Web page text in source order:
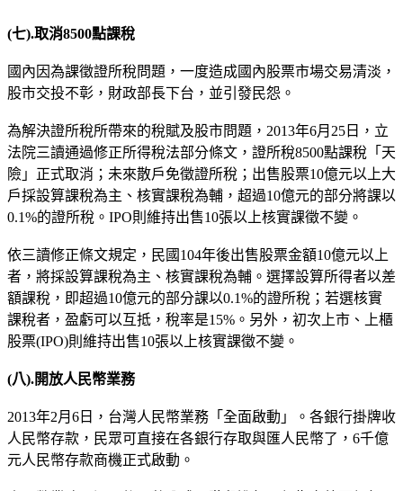
(七).取消8500點課稅
國內因為課徵證所稅問題，一度造成國內股票市場交易清淡，
股市交投不彰，財政部長下台，並引發民怨。
為解決證所稅所帶來的稅賦及股市問題，2013年6月25日，立
法院三讀通過修正所得稅法部分條文，證所稅8500點課稅「天
險」正式取消；未來散戶免徵證所稅；出售股票10億元以上大
戶採設算課稅為主、核實課稅為輔，超過10億元的部分將課以
0.1%的證所稅。IPO則維持出售10張以上核實課徵不變。
依三讀修正條文規定，民國104年後出售股票金額10億元以上
者，將採設算課稅為主、核實課稅為輔。選擇設算所得者以差
額課稅，即超過10億元的部分課以0.1%的證所稅；若選核實
課稅者，盈虧可以互抵，稅率是15%。另外，初次上市、上櫃
股票(IPO)則維持出售10張以上核實課徵不變。
(八).開放人民幣業務
2013年2月6日，台灣人民幣業務「全面啟動」。各銀行掛牌收
人民幣存款，民眾可直接在各銀行存取與匯人民幣了，6千億
元人民幣存款商機正式啟動。